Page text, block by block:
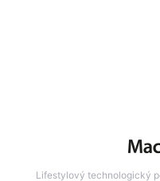
Lifestylový technologický